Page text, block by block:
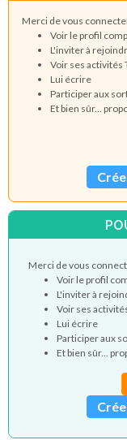
Merci de vous
Voir le profil
L'inviter à
Voir ses activités
Lui écrire
Participer aux
Et bien sûr...
Merci de vous
Voir le profil
L'inviter à
Voir ses
Lui écrire
Participer aux
Et bien sûr...